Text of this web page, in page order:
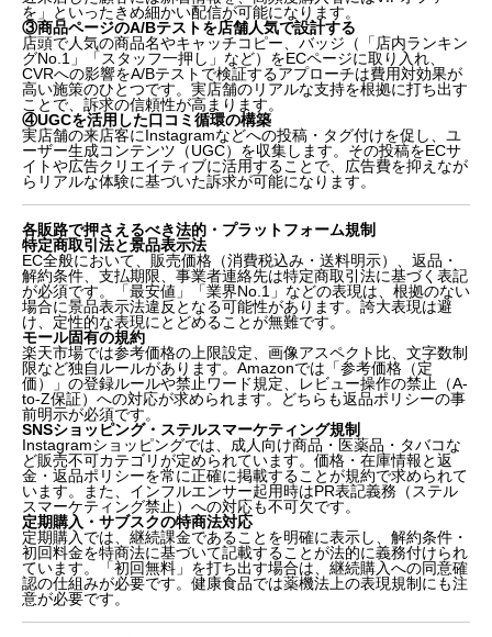
を」といったきめ細かい配信が可能になります。
③商品ページのA/Bテストを店舗人気で設計する
店頭で人気の商品名やキャッチコピー、バッジ（「店内ランキン
グNo.1」「スタッフ一押し」など）をECページに取り入れ、
CVRへの影響をA/Bテストで検証するアプローチは費用対効果が
高い施策のひとつです。実店舗のリアルな支持を根拠に打ち出す
ことで、訴求の信頼性が高まります。
④UGCを活用した口コミ循環の構築
実店舗の来店客にInstagramなどへの投稿・タグ付けを促し、ユ
ーザー生成コンテンツ（UGC）を収集します。その投稿をECサ
イトや広告クリエイティブに活用することで、広告費を抑えなが
らリアルな体験に基づいた訴求が可能になります。
各販路で押さえるべき法的・プラットフォーム規制
特定商取引法と景品表示法
EC全般において、販売価格（消費税込み・送料明示）、返品・
解約条件、支払期限、事業者連絡先は特定商取引法に基づく表記
が必須です。「最安値」「業界No.1」などの表現は、根拠のない
場合に景品表示法違反となる可能性があります。誇大表現は避
け、定性的な表現にとどめることが無難です。
モール固有の規約
楽天市場では参考価格の上限設定、画像アスペクト比、文字数制
限など独自ルールがあります。Amazonでは「参考価格（定
価）」の登録ルールや禁止ワード規定、レビュー操作の禁止（A-
to-Z保証）への対応が求められます。どちらも返品ポリシーの事
前明示が必須です。
SNSショッピング・ステルスマーケティング規制
Instagramショッピングでは、成人向け商品・医薬品・タバコな
ど販売不可カテゴリが定められています。価格・在庫情報と返
金・返品ポリシーを常に正確に掲載することが規約で求められて
います。また、インフルエンサー起用時はPR表記義務（ステル
スマーケティング禁止）への対応も不可欠です。
定期購入・サブスクの特商法対応
定期購入では、継続課金であることを明確に表示し、解約条件・
初回料金を特商法に基づいて記載することが法的に義務付けられ
ています。「初回無料」を打ち出す場合は、継続購入への同意確
認の仕組みが必要です。健康食品では薬機法上の表現規制にも注
意が必要です。
在庫・価格連携の仕組みづくり｜チャネルをまたいだ
リアルタイム同期
実店舗データをEC施策に活かす4つのアプローチ
各販路で押さえるべき法的・プラットフォーム規制
体制別・段階別の実装ロードマップ
国内事例から学ぶ｜成功の共通点と注意すべき失敗パ
ターン
まとめ｜実店舗の強みを活かしたEC展開のポイント